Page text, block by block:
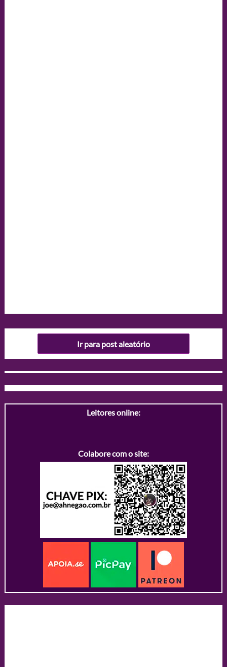
Ir para post aleatório
Leitores online:
Colabore com o site: